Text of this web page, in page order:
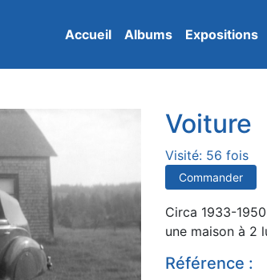
Accueil Albums Expositions
Voiture
Visité: 56 fois
Commander
Circa 1933-
une maison à 2
Référence :